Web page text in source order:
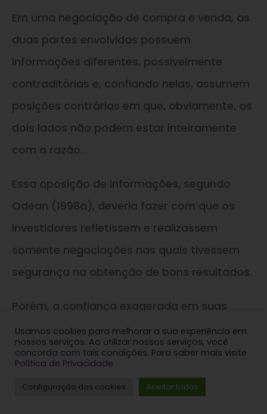
Em uma negociação de compra e venda, as
duas partes envolvidas possuem
informações diferentes, possivelmente
contraditórias e, confiando nelas, assumem
posições contrárias em que, obviamente, os
dois lados não podem estar inteiramente
com a razão.
Essa oposição de informações, segundo
Odean (1998a), deveria fazer com que os
investidores refletissem e realizassem
somente negociações nas quais tivessem
segurança na obtenção de bons resultados.
Porém, a confiança exagerada em suas
habilidades e informações faz com que eles
tenham uma tendência a realizar um volume
Usamos cookies para melhorar a sua experiência em
nossos serviços. Ao utilizar nossos serviços, você
concorda com tais condições. Para saber mais visite
Política de Privacidade
Configuração dos cookies Aceitar todos